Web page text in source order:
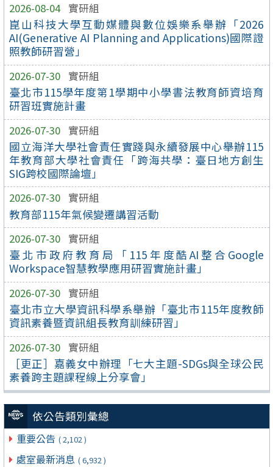
2026-08-04 實研組
崑山科技大學互動媒體與數位娛樂系舉辦「2026
AI(Generative AI Planning and Applications)國際證
照教師研習營」
2026-07-30 實研組
臺北市115學年度第1學期中小學書法教育師資培育
研習班實施計畫
2026-07-30 實研組
國立海洋大學社會責任實踐與永續發展中心舉辦115
年教育部大學社會責任「跨海共學：臺日地方創生
SIG跨校國際論壇」
2026-07-30 實研組
教育部115年氣候變遷講習活動
2026-07-30 實研組
臺北市政府教育局「115年度酷AI整合Google
Workspace智慧教學應用研習實施計畫」
2026-07-30 實研組
臺北市立大學資訊科學系舉辦「臺北市115年度教師
資訊素養暨資訊組長教育訓練研習」
2026-07-30 實研組
［更正］嘉義女中辦理「七大主題-SDGs與全球公民
素養跨主題課程線上分享會」
依公告類別彙總
重要公告 ( 2,102 )
處室最新消息 ( 6,932 )